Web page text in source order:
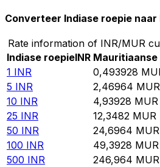
Converteer Indiase roepie
Rate information of INR/MUR
Indiase roepieINR Mauritiaanse
1 INR 0,493928
5 INR 2,46964 MUR
10 INR 4,93928 MUR
25 INR 12,3482 MUR
50 INR 24,6964 MUR
100 INR 49,3928 MUR
500 INR 246,964 MUR